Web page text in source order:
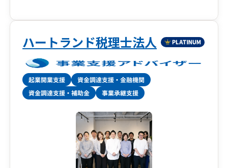
ハートランド税理士法人